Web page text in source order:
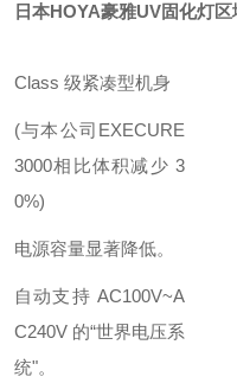
日本HOYA豪雅UV固化灯
Class 级紧凑型机身
(与本公司EXECURE
3000相比体积减少 3
0%)
电源容量显著降低。
自动支持 AC100V~A
C240V 的“世界电压系
统"。